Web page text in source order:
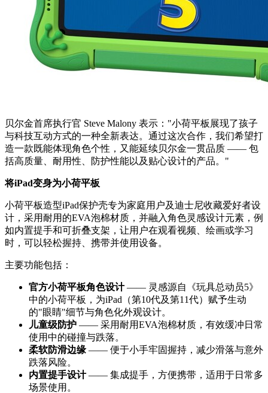
贝尔金首席执行官 Steve Malony 表示："小荷平板展现了孩子
与科技互动方式的一种全新表达。通过这次合作，我们希望打
造一款既能体现角色个性，又能延续贝尔金一贯品质 —— 包
括高质量、耐用性、防护性能以及贴心设计的产品。"
将iPad变身为小荷平板
小荷平板造型iPad保护壳专为家庭用户及迪士尼收藏爱好者设
计，采用耐用的EVA泡棉材质，并融入角色灵感设计元素，例
如内置提手和可折叠支架，让用户在观看视频、绘画或学习
时，可以轻松握持、携带并使用设备。
主要功能包括：
官方小荷平板角色设计—— 灵感源自《玩具总动员5》
中的小荷平板，为iPad（第10代及第11代）赋予生动
的"眼睛"细节与角色化外观设计。
儿童级防护 —— 采用耐用EVA泡棉材质，有效缓冲日常
使用中的碰撞与跌落。
柔软防滑边缘 —— 便于小手牢固握持，减少滑落与意外
跌落风险。
内置提手设计—— 集成提手，方便携带，适用于日常多
场景使用。